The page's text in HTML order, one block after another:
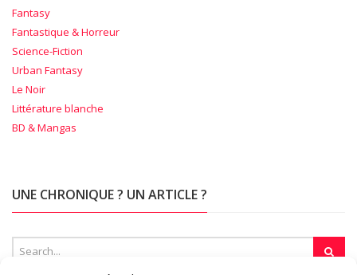
Fantasy
Fantastique & Horreur
Science-Fiction
Urban Fantasy
Le Noir
Littérature blanche
BD & Mangas
UNE CHRONIQUE ? UN ARTICLE ?